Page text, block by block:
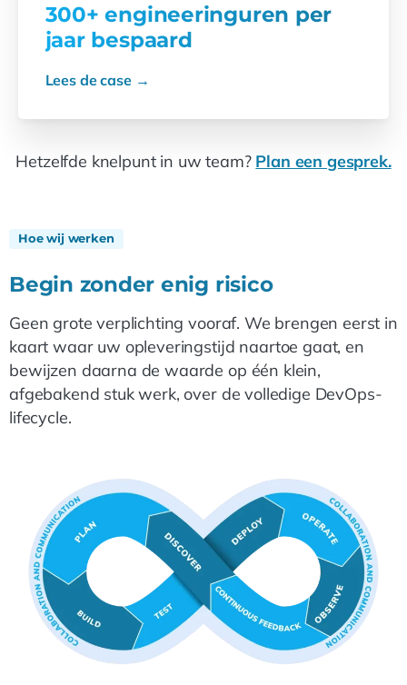
300+ engineeringuren per
jaar bespaard
Lees de case →
Hetzelfde knelpunt in uw team? Plan een gesprek.
Hoe wij werken
Begin zonder enig risico
Geen grote verplichting vooraf. We brengen eerst in
kaart waar uw opleveringstijd naartoe gaat, en
bewijzen daarna de waarde op één klein,
afgebakend stuk werk, over de volledige DevOps-
lifecycle.